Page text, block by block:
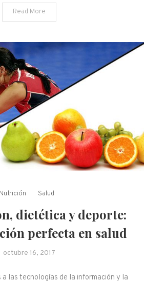
Read More
Nutrición Salud
dietética y deporte:
perfecta en salud
octubre 16, 2017
las tecnologías de la información y la